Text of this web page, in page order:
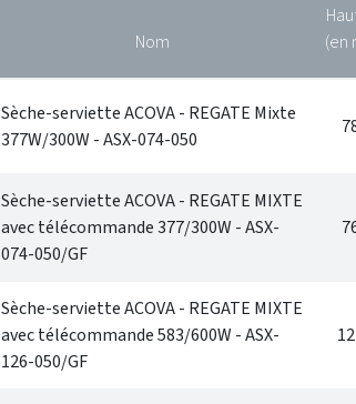
Nom
(en
Sèche-serviette ACOVA - REGATE Mixte
377W/300W - ASX-074-050
Sèche-serviette ACOVA - REGATE MIXTE
avec télécommande 377/300W - ASX-
074-050/GF
Sèche-serviette ACOVA - REGATE MIXTE
avec télécommande 583/600W - ASX-
126-050/GF